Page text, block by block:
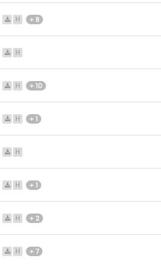
H + 8
H
H + 10
H + 1
H
H + 1
H + 2
H + 7